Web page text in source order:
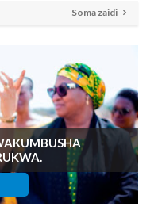
Soma zaidi